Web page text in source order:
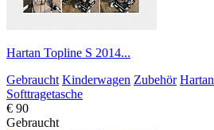
Hartan Topline S 2014...
Gebraucht Kinderwagen Zubehör Hartan
Softtragetasche
€ 90
Gebraucht